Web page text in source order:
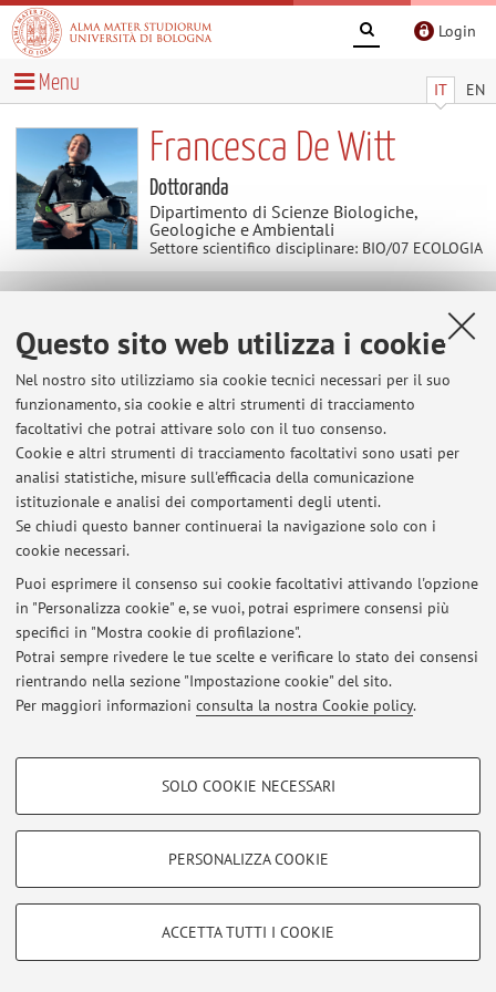
Questo sito web utilizza i cookie
Nel nostro sito utilizziamo sia cookie tecnici necessari per il suo
funzionamento, sia cookie e altri strumenti di tracciamento
facoltativi che potrai attivare solo con il tuo consenso.
Cookie e altri strumenti di tracciamento facoltativi sono usati per
analisi statistiche, misure sull'efficacia della comunicazione
istituzionale e analisi dei comportamenti degli utenti.
Se chiudi questo banner continuerai la navigazione solo con i
cookie necessari.
Puoi esprimere il consenso sui cookie facoltativi attivando l'opzione
in "Personalizza cookie" e, se vuoi, potrai esprimere consensi più
specifici in "Mostra cookie di profilazione".
Potrai sempre rivedere le tue scelte e verificare lo stato dei consensi
rientrando nella sezione "Impostazione cookie" del sito.
Per maggiori informazioni consulta la nostra Cookie policy.
COOKIE DI PROFILAZIONE - FACOLTATIVI
COOKIE TECNICI - NECESSARI
Si tratta di cookie tecnici utilizzati, a titolo esemplificativo, per il corretto
SOLO COOKIE NECESSARI
PERSONALIZZA COOKIE
ACCETTA TUTTI I COOKIE
Login
IT EN
Menu
Francesca De Witt
Dottoranda
Dipartimento di Scienze Biologiche,
Geologiche e Ambientali
Settore scientifico disciplinare: BIO/07 ECOLOGIA
Al momento non sono presenti avvisi.
Area riservata
Accedi tramiteloginper gestire tutti i contenuti del sito.
Zamboni, 33 - 40126 Bologna - Partita IVA: 01131710376
Privacy|Note legali |Impostazioni Cookie